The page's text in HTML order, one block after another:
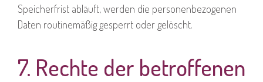
Speicherfrist abläuft, werden die personenbezogenen
Daten routinemäßig gesperrt oder gelöscht.
7. Rechte der betroffenen